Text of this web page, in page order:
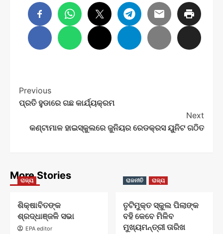
Post
Navigation
Previous
ପ୍ରତି ହୁଡାରେ ଗଛ କାର୍ଯ୍ୟକ୍ରମ
Next
କଣ୍ଟାମାଳ ହାଇସ୍କୁଲରେ ଜୁନିୟର ରେଡକ୍ରସ ୟୁନିଟ ଗଠିତ
More Stories
ରାଜ୍ୟ
ଶିକ୍ଷାବିତଙ୍କ
ଶ୍ରଦ୍ଧାଞ୍ଜଳି ସଭା
EPA editor
ରାଜନୀତି ରାଜ୍ୟ
ତୃଟିମୁକ୍ତ ସ୍କୁଲ ପିଲାଙ୍କ
ବହି କେବେ ମିଳିବ
ମୁଖ୍ୟମନ୍ତ୍ରୀ ତାରିଖ